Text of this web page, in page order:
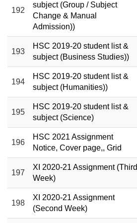
192
subject (Group / Subject
Change & Manual
Admission))
193
HSC 2019-20 student list &
subject (Business Studies))
194
HSC 2019-20 student list &
subject (Humanities))
195
HSC 2019-20 student list &
subject (Science)
196
HSC 2021 Assignment
Notice, Cover page,, Grid
197
XI 2020-21 Assignment (Third
Week)
198
XI 2020-21 Assignment
(Second Week)